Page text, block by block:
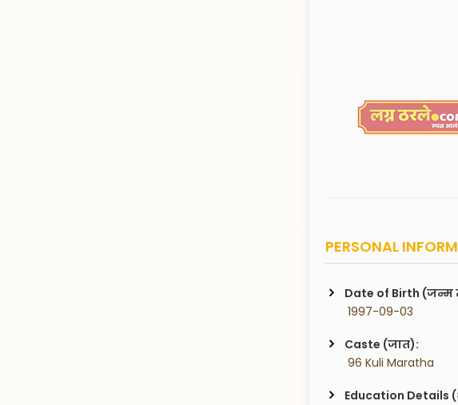
PERSONAL
Date of Birth (जन्म
1997-09-03
Caste (जात):
96 Kuli Maratha
Education Details